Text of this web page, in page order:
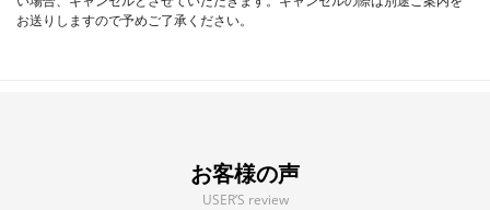
お送りしますので予めご了承ください。
お客様の声
USER’S review